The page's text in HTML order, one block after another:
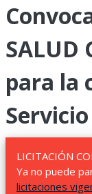
SALUD
para la
Servicio
LICITACIÓN
Ya no puede
licitaciones